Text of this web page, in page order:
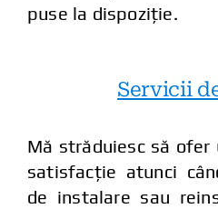
puse la dispoziție.
Servicii
Mă străduiesc să ofer
satisfacție atunci
de instalare sau